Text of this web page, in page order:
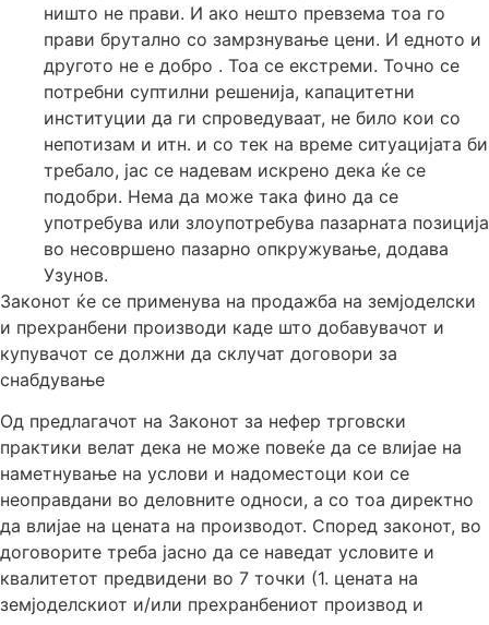
ништо не прави. И ако нешто превзема тоа го
прави брутално со замрзнување цени. И едното и
другото не е добро . Тоа се екстреми. Точно се
потребни суптилни решенија, капацитетни
институции да ги спроведуваат, не било кои со
непотизам и итн. и со тек на време ситуацијата би
требало, јас се надевам искрено дека ќе се
подобри. Нема да може така фино да се
употребува или злоупотребува пазарната позиција
во несовршено пазарно опкружување, додава
Узунов.
Законот ќе се применува на продажба на земјоделски
и прехранбени производи каде што добавувачот и
купувачот се должни да склучат договори за
снабдување
Од предлагачот на Законот за нефер трговски
практики велат дека не може повеќе да се влијае на
наметнување на услови и надоместоци кои се
неоправдани во деловните односи, а со тоа директно
да влијае на цената на производот. Според законот, во
договорите треба јасно да се наведат условите и
квалитетот предвидени во 7 точки (1. цената на
земјоделскиот и/или прехранбениот производ и